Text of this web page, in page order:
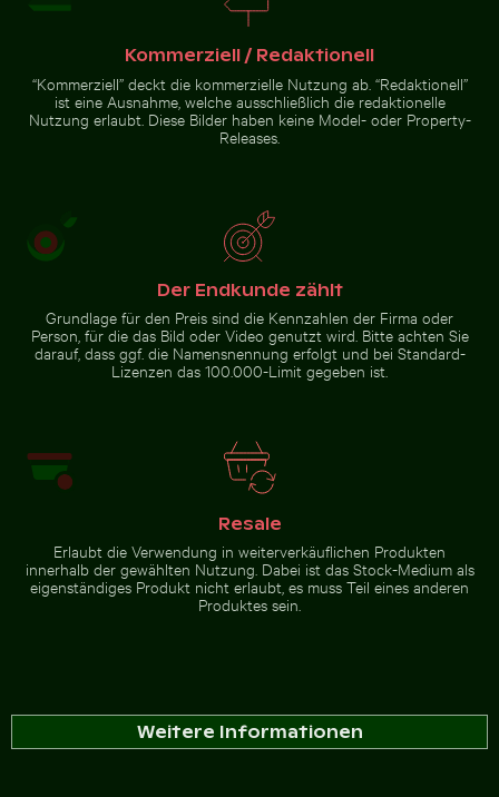
Luftaufnahme der Halbinsel
Biene bei der Bestäubung von rosa Kirschblüten im
Biene bei der Bestäubung
Frühling
Zur Stock-Kollektion
Kommerziell / Redaktionell
“Kommerziell” deckt die kommerzielle Nutzung ab. “Redaktionell”
ist eine Ausnahme, welche ausschließlich die redaktionelle
Nutzung erlaubt. Diese Bilder haben keine Model- oder Property-
Releases.
Der Endkunde zählt
Grundlage für den Preis sind die Kennzahlen der Firma oder
Person, für die das Bild oder Video genutzt wird. Bitte achten Sie
darauf, dass ggf. die Namensnennung erfolgt und bei Standard-
Lizenzen das 100.000-Limit gegeben ist.
Resale
Erlaubt die Verwendung in weiterverkäuflichen Produkten
innerhalb der gewählten Nutzung. Dabei ist das Stock-Medium als
eigenständiges Produkt nicht erlaubt, es muss Teil eines anderen
Produktes sein.
Weitere Informationen